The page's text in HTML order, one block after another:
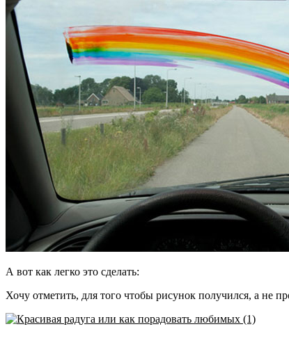
А вот как легко это сделать:
Хочу отметить, для того чтобы рисунок получился, а не